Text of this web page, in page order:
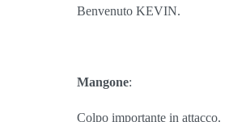
Benvenuto KEVIN.
Mangone:
Colpo importante in attacco.